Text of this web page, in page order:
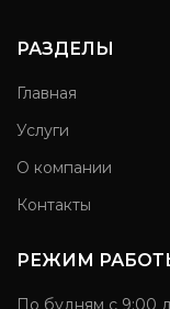
РАЗДЕЛЫ
Главная
Услуги
О компании
Контакты
РЕЖИМ
По будням с 9:00